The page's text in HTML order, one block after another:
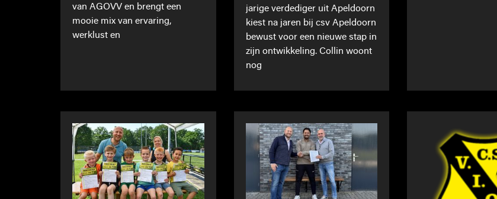
van AGOVV en brengt een
mooie mix van ervaring,
werklust en
jarige verdediger uit Apeldoorn
kiest na jaren bij csv Apeldoorn
bewust voor een nieuwe stap in
zijn ontwikkeling. Collin woont
nog